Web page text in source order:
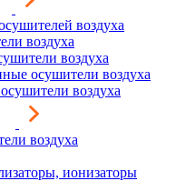
воздуха
воздуха
воздуха
осушители воздуха
воздуха
воздуха
ионизаторы